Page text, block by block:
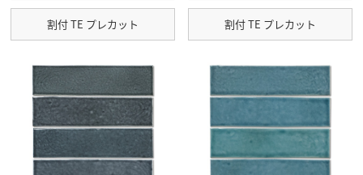
割付 TE プレカット 割付 TE プレカット